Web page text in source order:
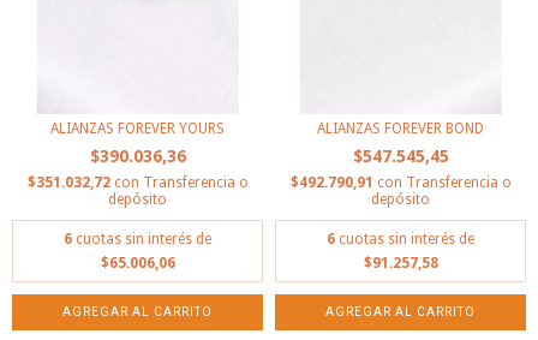
ALIANZAS FOREVER YOURS
$390.036,36
$351.032,72 con Transferencia o
depósito
6 cuotas sin interés de
$65.006,06
ALIANZAS FOREVER BOND
$547.545,45
$492.790,91 con Transferencia o
depósito
6 cuotas sin interés de
$91.257,58